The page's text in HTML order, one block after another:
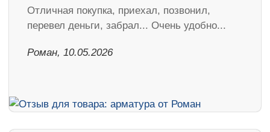
Отличная покупка, приехал, позвонил,
перевел деньги, забрал... Очень удобно...
Роман, 10.05.2026